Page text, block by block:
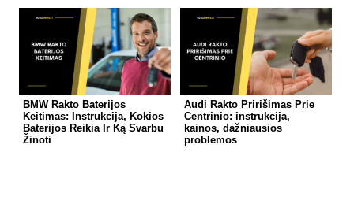
BMW Rakto Baterijos
Keitimas: Instrukcija, Kokios
Baterijos Reikia Ir Ką Svarbu
Žinoti
Audi Rakto Pririšimas Prie
Centrinio: instrukcija,
kainos, dažniausios
problemos